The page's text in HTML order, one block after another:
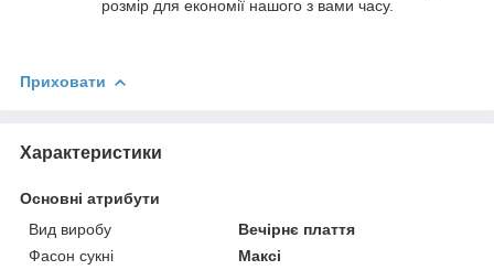
розмір для економії нашого з вами часу.
Приховати
Характеристики
Основні атрибути
Вид виробу
Вечірнє плаття
Фасон сукні
Максі